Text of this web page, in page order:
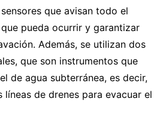
que avisan todo el
pueda ocurrir y garantizar
Además, se utilizan dos
que son instrumentos que
de agua subterránea, es decir,
de drenes para evacuar el